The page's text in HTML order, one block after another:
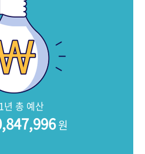
년 총 예산
원